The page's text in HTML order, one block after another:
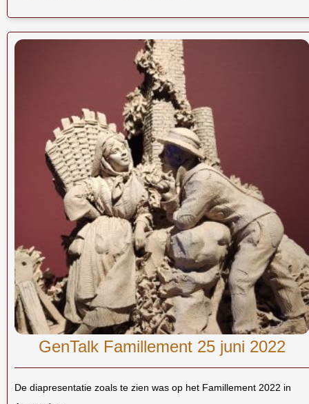
GenTalk Famillement 25 juni 2022
De diapresentatie zoals te zien was op het Famillement 2022 in